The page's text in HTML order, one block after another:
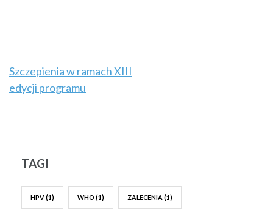
Nawigacja
wpisu
Szczepienia w ramach XIII
edycji programu
TAGI
HPV(1) WHO (1) ZALECENIA (1)